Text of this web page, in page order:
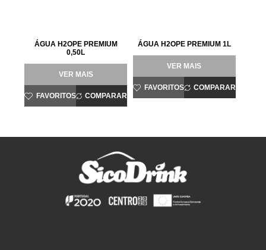
ÁGUA H2OPE PREMIUM
0,50L
VER MAIS
FAVORITOS COMPARAR
ÁGUA H2OPE PREMIUM 1L
VER MAIS
FAVORITOS COMPARAR